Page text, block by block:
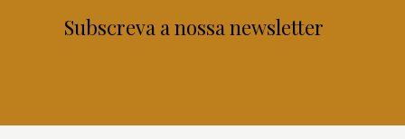
Subscreva a nossa newsletter